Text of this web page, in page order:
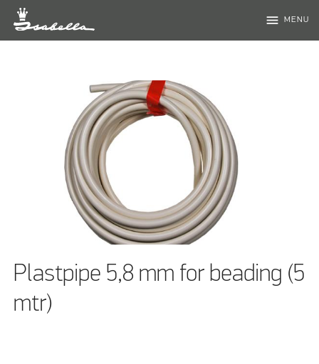
menu MENU
Plastpipe 5,8 mm for beading (5
mtr)